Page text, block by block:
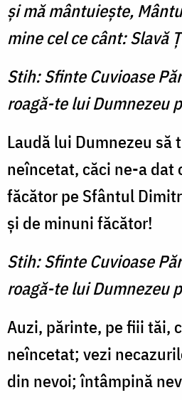
şi mă mântuieşte,
mine cel ce cânt: Slavă
Stih: Sfinte Cuvioase
roagă-te lui Dumnezeu
Laudă lui Dumnezeu să
neîncetat, căci ne-a dat
făcător pe Sfântul
şi de minuni făcător!
Stih: Sfinte Cuvioase
roagă-te lui Dumnezeu
Auzi, părinte, pe fiii tăi,
neîncetat; vezi
din nevoi; întâmpină